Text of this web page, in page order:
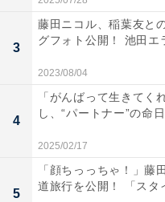
3
藤田ニコル、稲葉友と
グフォト公開！ 池田エ
2023/08/04
4
「がんばって生きてく
し、“パートナー”の命
2025/02/17
5
「顔ちっっちゃ！」藤
道旅行を公開！ 「スタ